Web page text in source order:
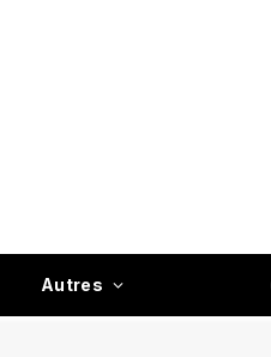
Autres